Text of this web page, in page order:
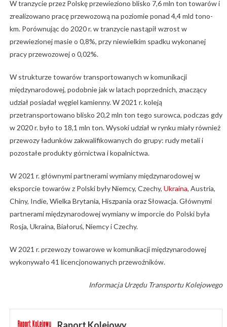
W tranzycie przez Polskę przewieziono blisko 7,6 mln ton towarów i
zrealizowano pracę przewozową na poziomie ponad 4,4 mld tono-
km. Porównując do 2020 r. w tranzycie nastąpił wzrost w
przewiezionej masie o 0,8%, przy niewielkim spadku wykonanej
pracy przewozowej o 0,02%.
W strukturze towarów transportowanych w komunikacji
międzynarodowej, podobnie jak w latach poprzednich, znaczący
udział posiadał węgiel kamienny. W 2021 r. koleją
przetransportowano blisko 20,2 mln ton tego surowca, podczas gdy
w 2020 r. było to 18,1 mln ton. Wysoki udział w rynku miały również
przewozy ładunków zakwalifikowanych do grupy: rudy metali i
pozostałe produkty górnictwa i kopalnictwa.
W 2021 r. głównymi partnerami wymiany międzynarodowej w
eksporcie towarów z Polski były Niemcy, Czechy, Ukraina, Austria,
Chiny, Indie, Wielka Brytania, Hiszpania oraz Słowacja. Głównymi
partnerami międzynarodowej wymiany w imporcie do Polski była
Rosja, Ukraina, Białoruś, Niemcy i Czechy.
W 2021 r. przewozy towarowe w komunikacji międzynarodowej
wykonywało 41 licencjonowanych przewoźników.
Informacja Urzędu Transportu Kolejowego